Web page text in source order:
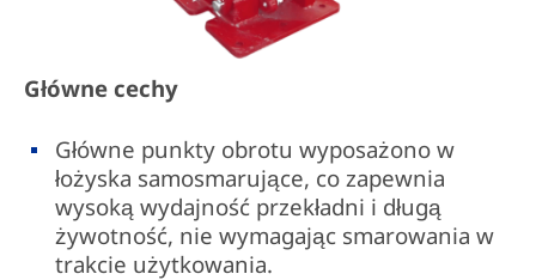
Główne cechy
Główne punkty obrotu wyposażono w
łożyska samosmarujące, co zapewnia
wysoką wydajność przekładni i długą
żywotność, nie wymagając smarowania w
trakcie użytkowania.